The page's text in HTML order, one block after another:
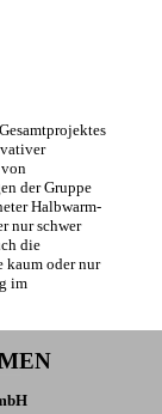
von
der Gruppe
Halbwarm-
nur schwer
die
kaum oder nur
im